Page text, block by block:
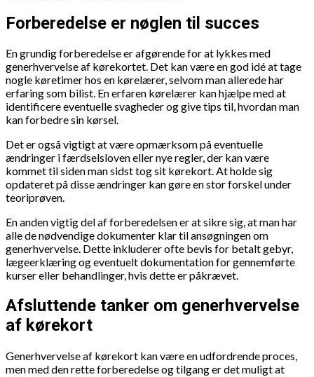
Forberedelse er nøglen til succes
En grundig forberedelse er afgørende for at lykkes med
generhvervelse af kørekortet. Det kan være en god idé at tage
nogle køretimer hos en kørelærer, selvom man allerede har
erfaring som bilist. En erfaren kørelærer kan hjælpe med at
identificere eventuelle svagheder og give tips til, hvordan man
kan forbedre sin kørsel.
Det er også vigtigt at være opmærksom på eventuelle
ændringer i færdselsloven eller nye regler, der kan være
kommet til siden man sidst tog sit kørekort. At holde sig
opdateret på disse ændringer kan gøre en stor forskel under
teoriprøven.
En anden vigtig del af forberedelsen er at sikre sig, at man har
alle de nødvendige dokumenter klar til ansøgningen om
generhvervelse. Dette inkluderer ofte bevis for betalt gebyr,
lægeerklæring og eventuelt dokumentation for gennemførte
kurser eller behandlinger, hvis dette er påkrævet.
Afsluttende tanker om generhvervelse
af kørekort
Generhvervelse af kørekort kan være en udfordrende proces,
men med den rette forberedelse og tilgang er det muligt at